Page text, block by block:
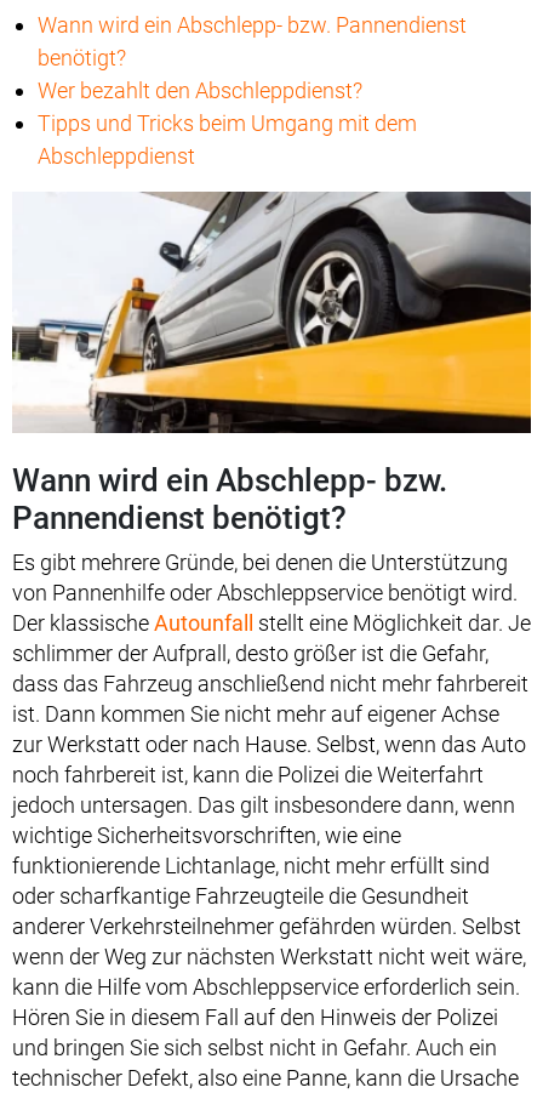
Wann wird ein Abschlepp- bzw. Pannendienst
benötigt?
Wer bezahlt den Abschleppdienst?
Tipps und Tricks beim Umgang mit dem
Abschleppdienst
Wann wird ein Abschlepp- bzw.
Pannendienst benötigt?
Es gibt mehrere Gründe, bei denen die Unterstützung
von Pannenhilfe oder Abschleppservice benötigt wird.
Der klassischeAutounfall
stellt eine Möglichkeit dar. Je
schlimmer der Aufprall, desto größer ist die Gefahr,
dass das Fahrzeug anschließend nicht mehr fahrbereit
ist. Dann kommen Sie nicht mehr auf eigener Achse
zur Werkstatt oder nach Hause. Selbst, wenn das Auto
noch fahrbereit ist, kann die Polizei die Weiterfahrt
jedoch untersagen. Das gilt insbesondere dann, wenn
wichtige Sicherheitsvorschriften, wie eine
funktionierende Lichtanlage, nicht mehr erfüllt sind
oder scharfkantige Fahrzeugteile die Gesundheit
anderer Verkehrsteilnehmer gefährden würden. Selbst
wenn der Weg zur nächsten Werkstatt nicht weit wäre,
kann die Hilfe vom Abschleppservice erforderlich sein.
Hören Sie in diesem Fall auf den Hinweis der Polizei
und bringen Sie sich selbst nicht in Gefahr. Auch ein
technischer Defekt, also eine Panne, kann die Ursache